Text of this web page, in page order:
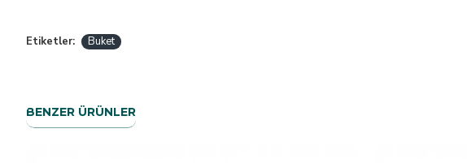
Etiketler: Buket
BENZER ÜRÜNLER